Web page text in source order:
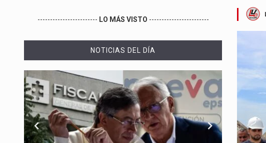
------------------------ LO MÁS VISTO ------------------------
NOTICIAS DEL DÍA